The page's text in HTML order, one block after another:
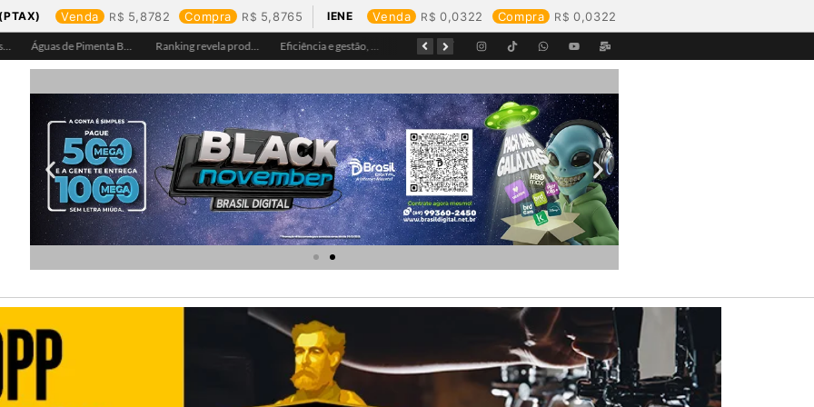
Venda 5,8782 Compra 5,8765 IENE Venda 0,0322 Compra 0,0322
Começa o Festival Peixes da Amazônia na Estrada de Ferro Madeira-Mamoré